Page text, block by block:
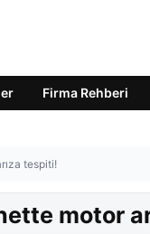
Firma Rehberi
tespiti!
motor